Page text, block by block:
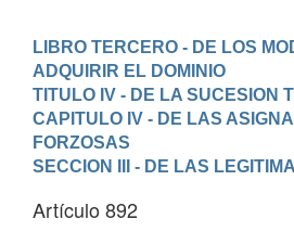
LIBRO TERCERO - DE LOS
ADQUIRIR EL DOMINIO
TITULO IV - DE LA SUCESION
CAPITULO IV - DE LAS
FORZOSAS
SECCION III - DE LAS
Artículo 892